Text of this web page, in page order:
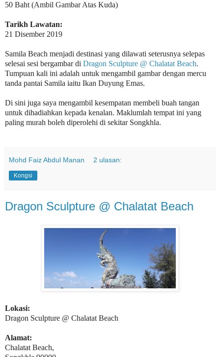
50 Baht (Ambil Gambar Atas Kuda)
Tarikh Lawatan:
21 Disember 2019
Samila Beach menjadi destinasi yang dilawati seterusnya selepas
selesai sesi bergambar di Dragon Sculpture @ Chalatat Beach.
Tumpuan kali ini adalah untuk mengambil gambar dengan mercu
tanda pantai Samila iaitu Ikan Duyung Emas.
Di sini juga saya mengambil kesempatan membeli buah tangan
untuk dihadiahkan kepada kenalan. Maklumlah tempat ini yang
paling murah boleh diperolehi di sekitar Songkhla.
Mohd Faiz Abdul Manan 2 ulasan:
Kongsi
Dragon Sculpture @ Chalatat Beach
Lokasi:
Dragon Sculpture @ Chalatat Beach
Alamat:
Chalatat Beach,